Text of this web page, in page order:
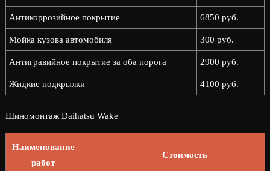
Антикоррозийное покрытие 6850 руб.
Мойка кузова автомобиля 300 руб.
Антигравийное покрытие за оба порога 2900 руб.
Жидкие подкрылки 4100 руб.
Шиномонтаж Daihatsu Wake
Наименование
работ
Стоимость